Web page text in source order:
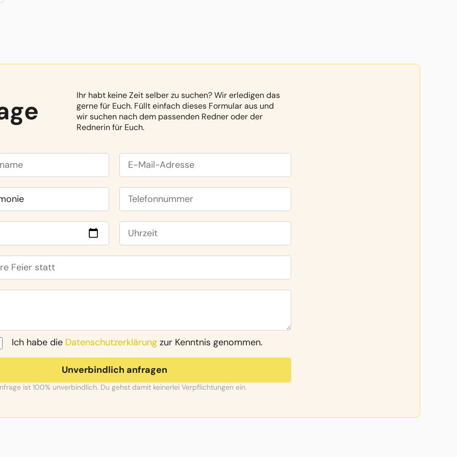
Ihr habt keine Zeit selber zu suchen? Wir erledigen das
gerne für Euch. Füllt einfach dieses Formular aus und
wir suchen nach dem passenden Redner oder der
Rednerin für Euch.
Ich habe die Datenschutzerklärungzur Kenntnis genommen.
ist 100% unverbindlich. Du gehst damit keinerlei Verpflichtungen ein.